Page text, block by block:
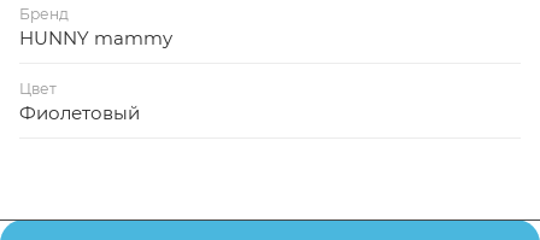
Бренд
HUNNY mammy
Цвет
Фиолетовый